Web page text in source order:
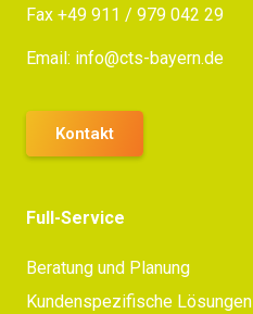
Fax +49 911 / 979 042 29
Email: info@cts-bayern.de
Kontakt
Full-Service
Beratung und Planung
Kundenspezifische Lösungen